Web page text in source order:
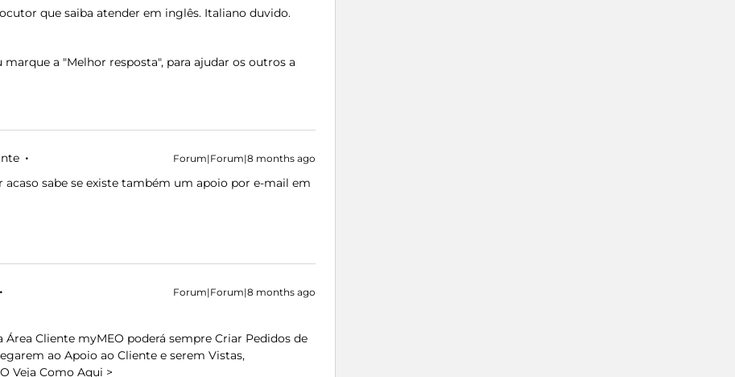
que saiba atender em inglês. Italiano duvido.
a "Melhor resposta", para ajudar os outros a
Forum|Forum|8 months ago
sabe se existe também um apoio por e-mail em
Forum|Forum|8 months ago
Área Cliente myMEO poderá sempre Criar Pedidos de
ao Apoio ao Cliente e serem Vistas,
Veja Como Aqui >